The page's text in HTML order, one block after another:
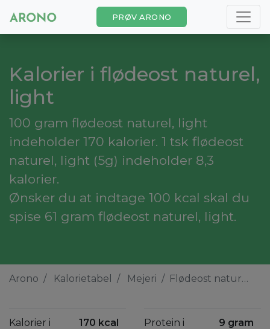
PRØV ARONO
Kalorier i flødeost naturel,
light
100 gram flødeost naturel, light
indeholder 170 kalorier. 1 tsk flødeost
naturel, light (5g) indeholder 8,3
kalorier.
Ønsker du at indtage 100 kcal skal du
spise 61 gram flødeost naturel, light.
Arono Kalorietabel Mejeri Flødeost naturel, light
Kalorier i
170 kcal
Protein i
9 gram